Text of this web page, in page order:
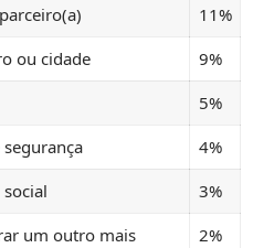
11%
ou cidade
9%
5%
4%
3%
um outro mais
2%